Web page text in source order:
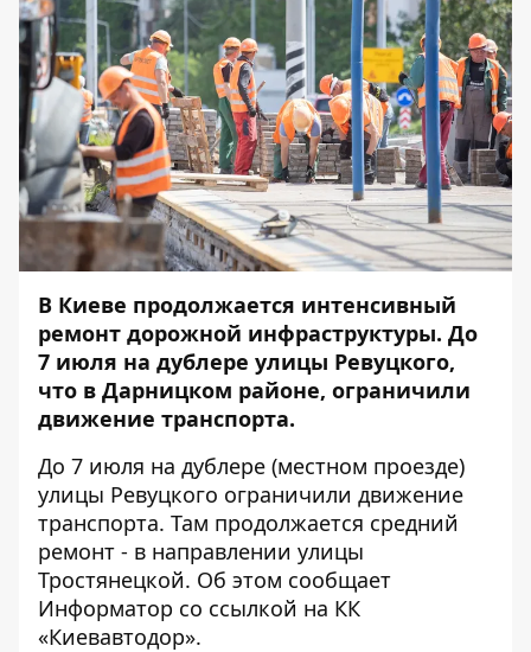
В Киеве продолжается интенсивный
ремонт дорожной инфраструктуры. До
7 июля на дублере улицы Ревуцкого,
что в Дарницком районе, ограничили
движение транспорта.
До 7 июля на дублере (местном проезде)
улицы Ревуцкого ограничили движение
транспорта. Там продолжается средний
ремонт - в направлении улицы
Тростянецкой. Об этом сообщает
Информатор со ссылкой на КК
«Киевавтодор».